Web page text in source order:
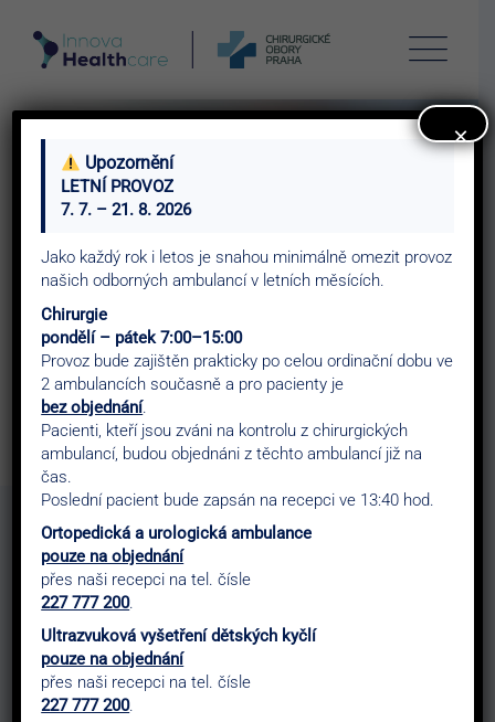
content
Cart
Chirobory>
You may be
interested in…
Cart
Upozornění
LETNÍ PROVOZ
7. 7. – 21. 8. 2026
Jako každý rok i letos je snahou minimálně omezit provoz
našich odborných ambulancí v letních měsících.
Chirurgie
pondělí – pátek 7:00–15:00
Provoz bude zajištěn prakticky po celou ordinační dobu ve
2 ambulancích současně a pro pacienty je
bez objednání.
Pacienti, kteří jsou zváni na kontrolu z chirurgických
ambulancí, budou objednáni z těchto ambulancí již na
čas.
Poslední pacient bude zapsán na recepci ve 13:40 hod.
Ortopedická a urologická ambulance
pouze na objednání
přes naši recepci na tel. čísle
227 777 200.
Ultrazvuková vyšetření dětských kyčlí
pouze na objednání
přes naši recepci na tel. čísle
227 777 200.
×